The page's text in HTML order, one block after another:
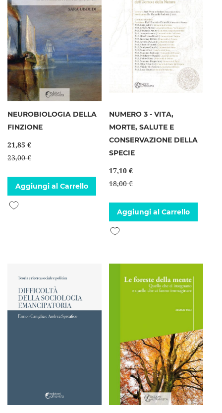
NEUROBIOLOGIA DELLA
FINZIONE
21,85 €
23,00 €
Aggiungi al Carrello
Aggiungi alla lista desideri
NUMERO 3 - VITA,
MORTE, SALUTE E
CONSERVAZIONE DELLA
SPECIE
17,10 €
18,00 €
Aggiungi al Carrello
Aggiungi alla lista desideri